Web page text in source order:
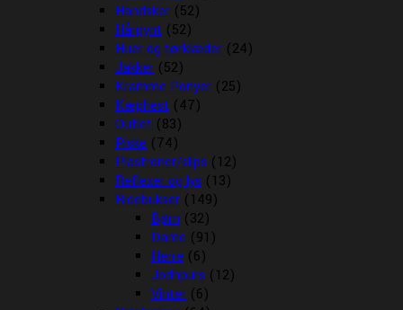
Handsker (52)
Hårpynt (52)
Huer og tørklæder (24)
Jakker (52)
Kramme Ponyer (25)
Kæphest (47)
Outlet (83)
Piske (74)
Plastroner/slips (12)
Reflexer og lys (13)
Ridebukser (149)
Børn (32)
Dame (91)
Herre (6)
Jodhpurs (12)
Vinter (6)